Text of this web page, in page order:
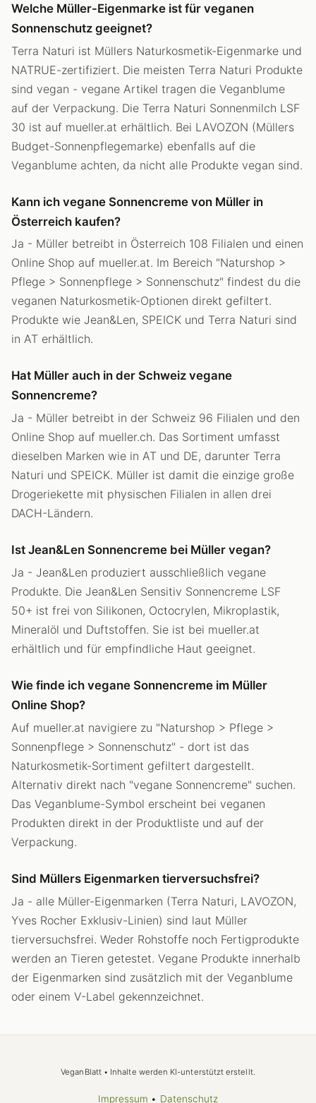
Welche Müller-Eigenmarke ist für veganen
Sonnenschutz geeignet?
Terra Naturi ist Müllers Naturkosmetik-Eigenmarke und
NATRUE-zertifiziert. Die meisten Terra Naturi Produkte
sind vegan - vegane Artikel tragen die Veganblume
auf der Verpackung. Die Terra Naturi Sonnenmilch LSF
30 ist auf mueller.at erhältlich. Bei LAVOZON (Müllers
Budget-Sonnenpflegemarke) ebenfalls auf die
Veganblume achten, da nicht alle Produkte vegan sind.
Kann ich vegane Sonnencreme von Müller in
Österreich kaufen?
Ja - Müller betreibt in Österreich 108 Filialen und einen
Online Shop auf mueller.at. Im Bereich "Naturshop >
Pflege > Sonnenpflege > Sonnenschutz" findest du die
veganen Naturkosmetik-Optionen direkt gefiltert.
Produkte wie Jean&Len, SPEICK und Terra Naturi sind
in AT erhältlich.
Hat Müller auch in der Schweiz vegane
Sonnencreme?
Ja - Müller betreibt in der Schweiz 96 Filialen und den
Online Shop auf mueller.ch. Das Sortiment umfasst
dieselben Marken wie in AT und DE, darunter Terra
Naturi und SPEICK. Müller ist damit die einzige große
Drogeriekette mit physischen Filialen in allen drei
DACH-Ländern.
Ist Jean&Len Sonnencreme bei Müller vegan?
Ja - Jean&Len produziert ausschließlich vegane
Produkte. Die Jean&Len Sensitiv Sonnencreme LSF
50+ ist frei von Silikonen, Octocrylen, Mikroplastik,
Mineralöl und Duftstoffen. Sie ist bei mueller.at
erhältlich und für empfindliche Haut geeignet.
Wie finde ich vegane Sonnencreme im Müller
Online Shop?
Auf mueller.at navigiere zu "Naturshop > Pflege >
Sonnenpflege > Sonnenschutz" - dort ist das
Naturkosmetik-Sortiment gefiltert dargestellt.
Alternativ direkt nach "vegane Sonnencreme" suchen.
Das Veganblume-Symbol erscheint bei veganen
Produkten direkt in der Produktliste und auf der
Verpackung.
Sind Müllers Eigenmarken tierversuchsfrei?
Ja - alle Müller-Eigenmarken (Terra Naturi, LAVOZON,
Yves Rocher Exklusiv-Linien) sind laut Müller
tierversuchsfrei. Weder Rohstoffe noch Fertigprodukte
werden an Tieren getestet. Vegane Produkte innerhalb
der Eigenmarken sind zusätzlich mit der Veganblume
oder einem V-Label gekennzeichnet.
VeganBlatt • Inhalte werden KI-unterstützt erstellt.
Impressum • Datenschutz